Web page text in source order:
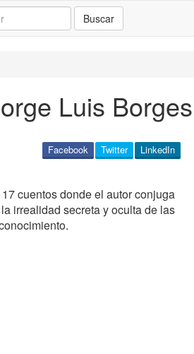
Buscar
Luis Borges
LinkedIn
Twitter
Facebook
17 cuentos donde el autor conjuga
irrealidad secreta y oculta de las